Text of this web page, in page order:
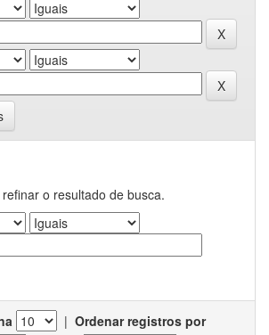
o resultado de busca.
| Ordenar registros por